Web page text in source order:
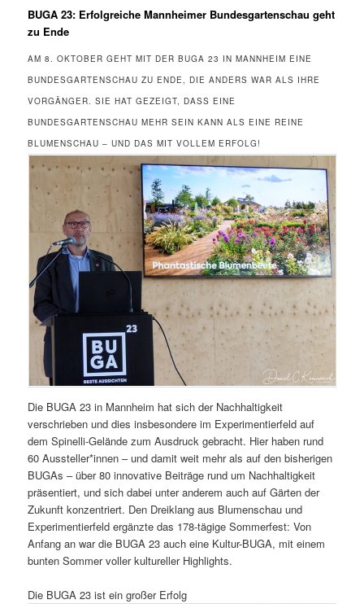
BUGA 23: Erfolgreiche Mannheimer Bundesgartenschau geht
zu Ende
AM 8. OKTOBER GEHT MIT DER BUGA 23 IN MANNHEIM EINE
BUNDESGARTENSCHAU ZU ENDE, DIE ANDERS WAR ALS IHRE
VORGÄNGER. SIE HAT GEZEIGT, DASS EINE
BUNDESGARTENSCHAU MEHR SEIN KANN ALS EINE REINE
BLUMENSCHAU – UND DAS MIT VOLLEM ERFOLG!
Die BUGA 23 in Mannheim hat sich der Nachhaltigkeit
verschrieben und dies insbesondere im Experimentierfeld auf
dem Spinelli-Gelände zum Ausdruck gebracht. Hier haben rund
60 Aussteller*innen – und damit weit mehr als auf den bisherigen
BUGAs – über 80 innovative Beiträge rund um Nachhaltigkeit
präsentiert, und sich dabei unter anderem auch auf Gärten der
Zukunft konzentriert. Den Dreiklang aus Blumenschau und
Experimentierfeld ergänzte das 178-tägige Sommerfest: Von
Anfang an war die BUGA 23 auch eine Kultur-BUGA, mit einem
bunten Sommer voller kultureller Highlights.
Die BUGA 23 ist ein großer Erfolg